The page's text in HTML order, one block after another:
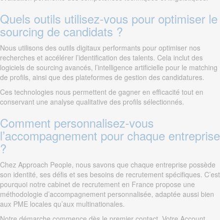
Quels outils utilisez-vous pour optimiser le
sourcing de candidats ?
Nous utilisons des outils digitaux performants pour optimiser nos
recherches et accélérer l’identification des talents. Cela inclut des
logiciels de sourcing avancés, l’intelligence artificielle pour le matching
de profils, ainsi que des plateformes de gestion des candidatures.
Ces technologies nous permettent de gagner en efficacité tout en
conservant une analyse qualitative des profils sélectionnés.
Comment personnalisez-vous
l’accompagnement pour chaque entreprise
?
Chez Approach People, nous savons que chaque entreprise possède
son identité, ses défis et ses besoins de recrutement spécifiques. C’est
pourquoi notre cabinet de recrutement en France propose une
méthodologie d’accompagnement personnalisée, adaptée aussi bien
aux PME locales qu’aux multinationales.